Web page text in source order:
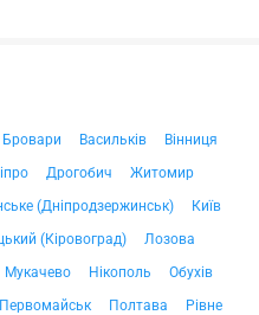
Бровари Васильків
Вінниця
Дрогобич
Житомир
(Дніпродзержинськ)
Київ
(Кіровоград)
Лозова
Мукачево Нікополь
Обухів
Первомайськ Полтава
Рівне